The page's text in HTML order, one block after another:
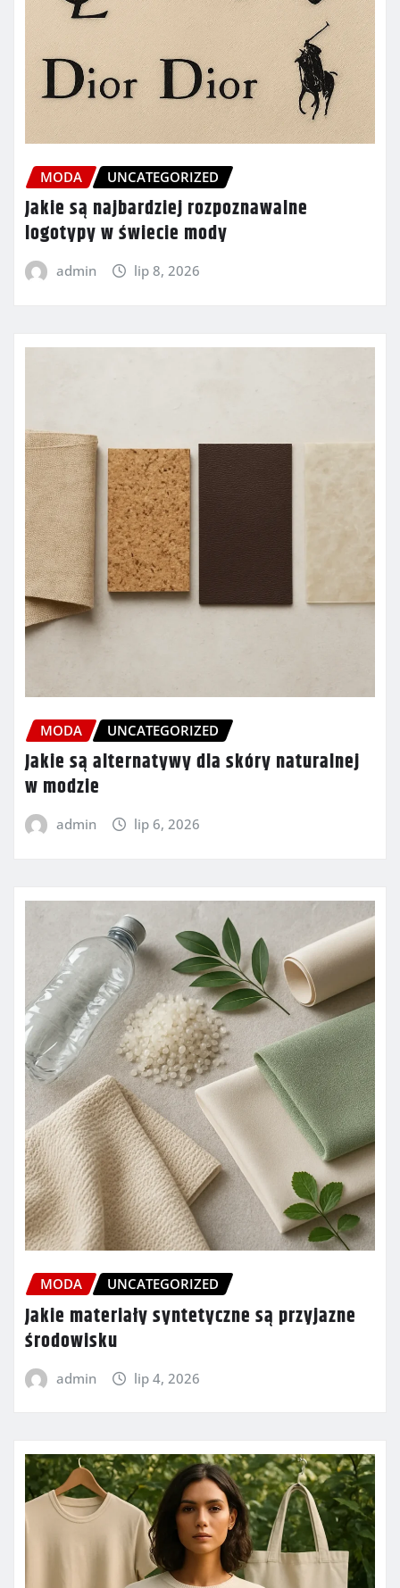
MODA UNCATEGORIZED
Jakie są najbardziej rozpoznawalne
logotypy w świecie mody
admin lip 8, 2026
MODA UNCATEGORIZED
Jakie są alternatywy dla skóry naturalnej
w modzie
admin lip 6, 2026
MODA UNCATEGORIZED
Jakie materiały syntetyczne są przyjazne
środowisku
admin lip 4, 2026